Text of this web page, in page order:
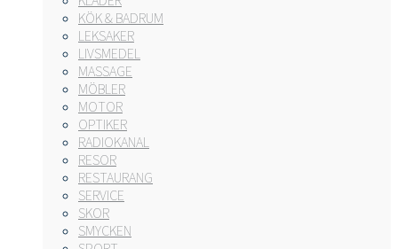
KÖK & BADRUM
LEKSAKER
LIVSMEDEL
MASSAGE
MÖBLER
MOTOR
OPTIKER
RADIOKANAL
RESOR
RESTAURANG
SERVICE
SKOR
SMYCKEN